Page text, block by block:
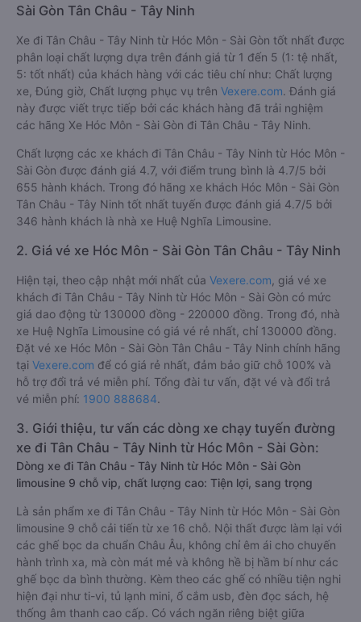
Sài Gòn Tân Châu - Tây Ninh
Xe đi Tân Châu - Tây Ninh từ Hóc Môn - Sài Gòn tốt nhất được
phân loại chất lượng dựa trên đánh giá từ 1 đến 5 (1: tệ nhất,
5: tốt nhất) của khách hàng với các tiêu chí như: Chất lượng
xe, Đúng giờ, Chất lượng phục vụ trên Vexere.com. Đánh giá
này được viết trực tiếp bởi các khách hàng đã trải nghiệm
các hãng Xe Hóc Môn - Sài Gòn đi Tân Châu - Tây Ninh.
Chất lượng các xe khách đi Tân Châu - Tây Ninh từ Hóc Môn -
Sài Gòn được đánh giá 4.7, với điểm trung bình là 4.7/5 bởi
655 hành khách. Trong đó hãng xe khách Hóc Môn - Sài Gòn
Tân Châu - Tây Ninh tốt nhất tuyến được đánh giá 4.7/5 bởi
346 hành khách là nhà xe Huệ Nghĩa Limousine.
2. Giá vé xe Hóc Môn - Sài Gòn Tân Châu - Tây Ninh
Hiện tại, theo cập nhật mới nhất của Vexere.com , giá vé xe
khách đi Tân Châu - Tây Ninh từ Hóc Môn - Sài Gòn có mức
giá dao động từ 130000 đồng - 220000 đồng. Trong đó, nhà
xe Huệ Nghĩa Limousine có giá vé rẻ nhất, chỉ 130000 đồng.
Đặt vé xe Hóc Môn - Sài Gòn Tân Châu - Tây Ninh chính hãng
tại Vexere.com để có giá rẻ nhất, đảm bảo giữ chỗ 100% và
hỗ trợ đổi trả vé miễn phí. Tổng đài tư vấn, đặt vé và đổi trả
vé miễn phí: 1900 888684.
3. Giới thiệu, tư vấn các dòng xe chạy tuyến đường
xe đi Tân Châu - Tây Ninh từ Hóc Môn - Sài Gòn:
Dòng xe đi Tân Châu - Tây Ninh từ Hóc Môn - Sài Gòn
limousine 9 chỗ vip, chất lượng cao: Tiện lợi, sang trọng
Là sản phẩm xe đi Tân Châu - Tây Ninh từ Hóc Môn - Sài Gòn
limousine 9 chỗ cải tiến từ xe 16 chỗ. Nội thất được làm lại với
các ghế bọc da chuẩn Châu Âu, không chỉ êm ái cho chuyến
hành trình xa, mà còn mát mẻ và không hề bị hầm bí như các
ghế bọc da bình thường. Kèm theo các ghế có nhiều tiện nghi
hiện đại như ti-vi, tủ lạnh mini, ổ cắm usb, đèn đọc sách, hệ
thống âm thanh cao cấp. Có vách ngăn riêng biệt giữa